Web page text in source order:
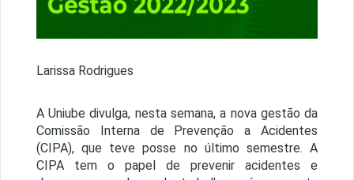
Larissa Rodrigues
A Uniube divulga, nesta semana, a nova gestão da
Comissão Interna de Prevenção a Acidentes
(CIPA), que teve posse no último semestre. A
CIPA tem o papel de prevenir acidentes e